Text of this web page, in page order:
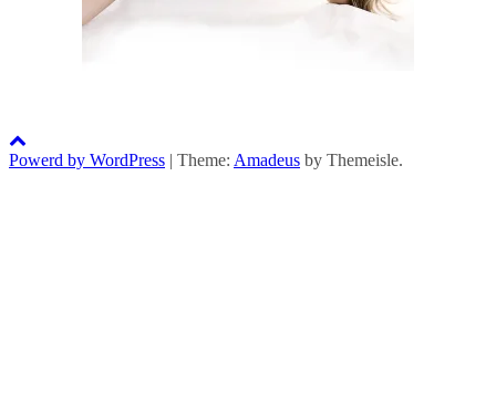
Powerd by WordPress | Theme: Amadeus by Themeisle.